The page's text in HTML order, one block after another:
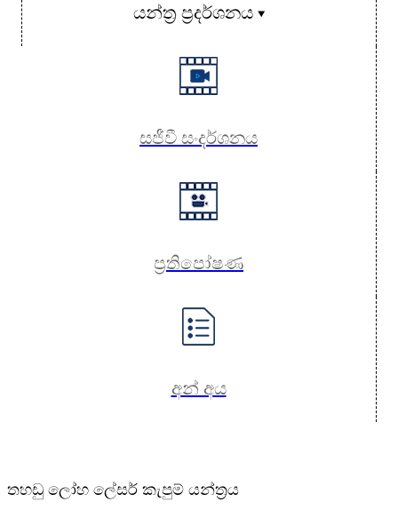
යන්ත්‍ර ප්‍රදර්ශනය ▾
සජීවී සංදර්ශනය
ප්‍රතිපෝෂණ
අන් අය
තහඩු ලෝහ ලේසර් කැපුම් යන්ත්‍රය